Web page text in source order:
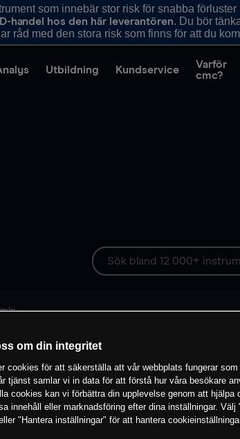
som innebär stor risk för snabba
handel hos den här leverantören. Du bör
råd med den stora risk som finns för att du
Utbildning Kundservice
Varför
cmc?
om din integritet
cookies för att säkerställa att vår webbplats fungerar
tjänst samlar vi in data för att förstå hur våra besökare
cookies kan vi förbättra din upplevelse genom att hjälpa
innehåll eller marknadsföring efter dina inställningar.
"Hantera inställningar" för att hantera